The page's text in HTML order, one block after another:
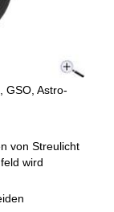
GSO, Astro-
von Streulicht
wird